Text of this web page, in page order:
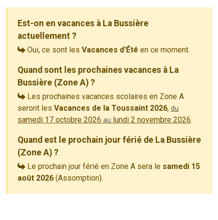
Est-on en vacances à La Bussière
actuellement ?
Oui, ce sont les Vacances d'Été en ce moment.
Quand sont les prochaines vacances à La
Bussière (Zone A) ?
Les prochaines vacances scolaires en Zone A
seront les Vacances de la Toussaint 2026, du
samedi 17 octobre 2026 au lundi 2 novembre 2026.
Quand est le prochain jour férié de La Bussière
(Zone A) ?
Le prochain jour férié en Zone A sera le samedi 15
août 2026 (Assomption).